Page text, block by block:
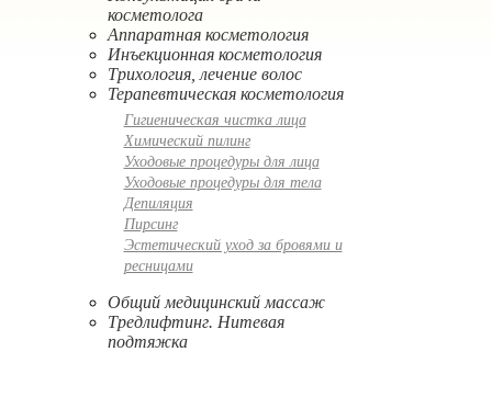
косметолога
Аппаратная косметология
Инъекционная косметология
Трихология, лечение волос
Терапевтическая косметология
Гигиеническая чистка лица
Химический пилинг
Уходовые процедуры для лица
Уходовые процедуры для тела
Депиляция
Пирсинг
Эстетический уход за бровями и
ресницами
Общий медицинский массаж
Тредлифтинг. Нитевая
подтяжка